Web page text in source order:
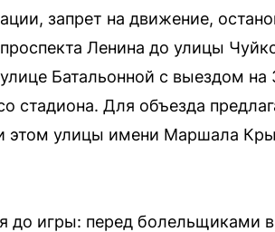
запрет на движение,
Ленина до улицы
Батальонной с выездом на
стадиона. Для объезда
этом улицы имени Маршала
до игры: перед болельщиками